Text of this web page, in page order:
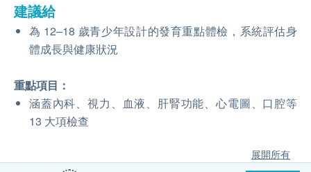
建議給
為 12–18 歲青少年設計的發育重點體檢，系統評估身
體成長與健康狀況
重點項目：
涵蓋內科、視力、血液、肝腎功能、心電圖、口腔等
13 大項檢查
展開所有